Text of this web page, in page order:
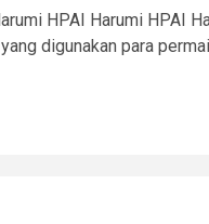
HPAI Harumi HPAI
digunakan para